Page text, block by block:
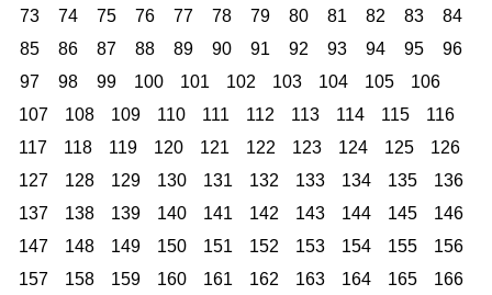
73
74 75 76 77 78 79 80 81 82 83
84
85
86 87 88 89 90 91 92 93 94 95
96
97
98 99 100 101 102 103 104 105
106
107
108 109 110 111 112 113 114 115
116
117
118 119 120 121 122 123 124 125
126
127
128 129 130 131 132 133 134 135
136
137
138 139 140 141 142 143 144 145
146
147
148 149 150 151 152 153 154 155
156
157
158 159 160 161 162 163 164 165
166